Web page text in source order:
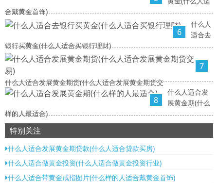
合戴黄金首饰)
6
什么人
适合去
银行买黄金(什么人适合买银行理财)
7
什么人适合发展黄金期货(什么人适合发展黄金期货交
8
什么人适合发
展黄金期(什么
样的人最适合)
特别关注
什么人适合发展黄金期贷款(什么人适合贷款买房)
什么人适合做黄金投资(什么人适合做黄金投资行业)
什么人适合带黄金戒指图片(什么样的人适合戴黄金首饰)